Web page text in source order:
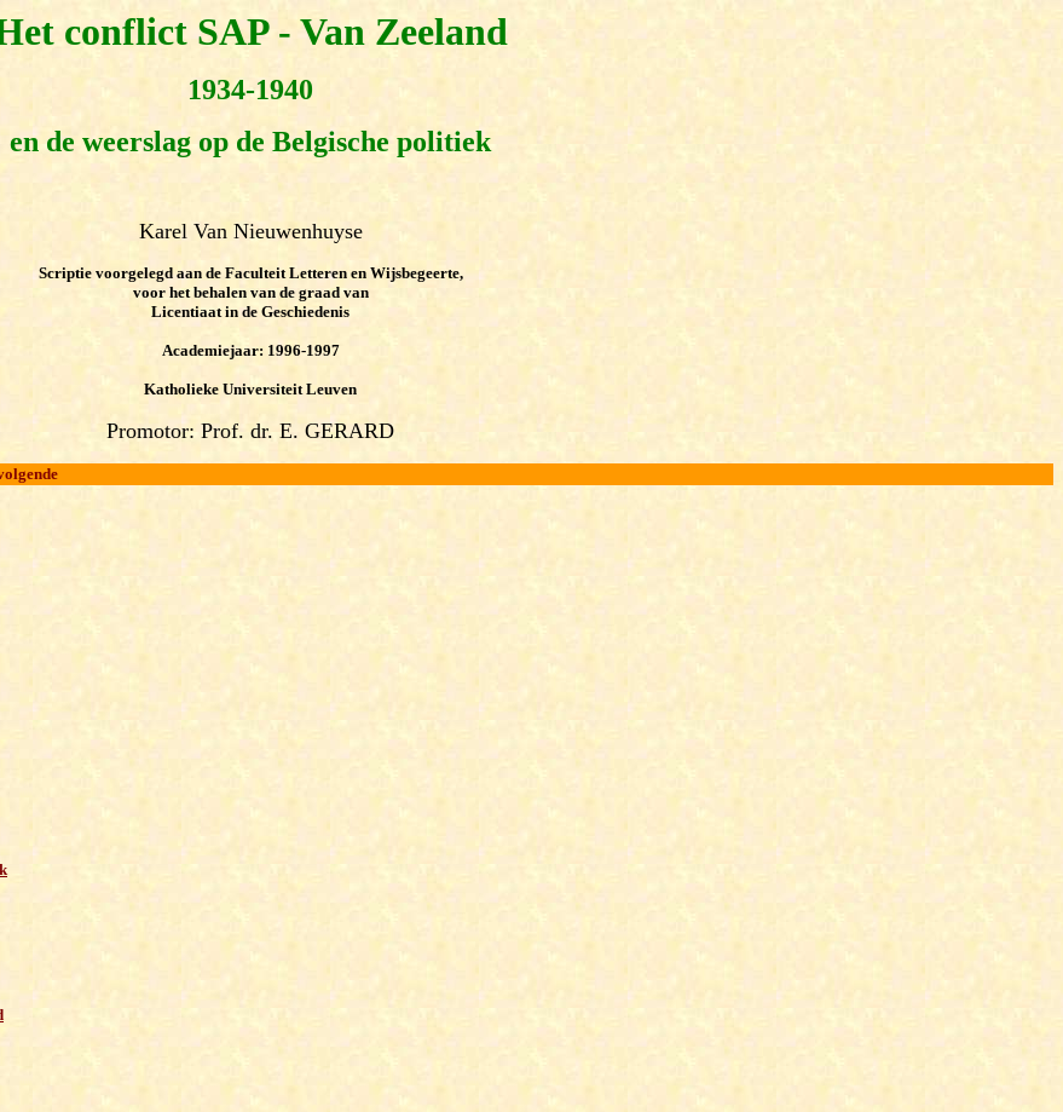
conflict SAP - Van Zeeland
1934-1940
en de weerslag op de Belgische politiek
Karel Van Nieuwenhuyse
Scriptie voorgelegd aan de Faculteit Letteren en Wijsbegeerte,
voor het behalen van de graad van
Licentiaat in de Geschiedenis
Academiejaar: 1996-1997
Katholieke Universiteit Leuven
Promotor: Prof. dr. E. GERARD